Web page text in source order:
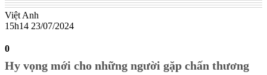
Việt Anh
15h14 23/07/2024
0
Hy vọng mới cho những người gặp chấn thương